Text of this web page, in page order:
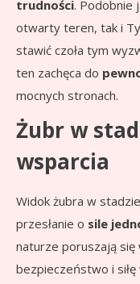
trudności. Podobnie
otwarty teren, tak i
stawić czoła tym
ten zachęca do
mocnych stronach.
Żubr w
wsparcia
Widok żubra w
przesłanie o sile
naturze poruszają się
bezpieczeństwo i